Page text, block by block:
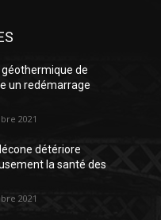
de
un redémarrage
2021
détériore
la santé des
2021